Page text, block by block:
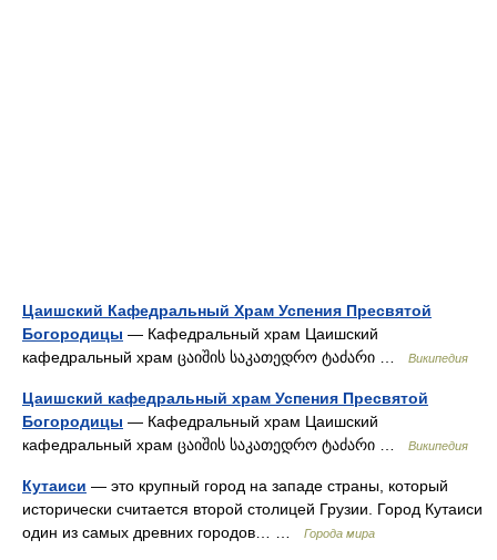
Цаишский Кафедральный Храм Успения Пресвятой
Богородицы — Кафедральный храм Цаишский
кафедральный храм ცაიშის საკათედრო ტაძარი …
Википедия
Цаишский кафедральный храм Успения Пресвятой
Богородицы — Кафедральный храм Цаишский
кафедральный храм ცაიშის საკათედრო ტაძარი …
Википедия
Кутаиси — это крупный город на западе страны, который
исторически считается второй столицей Грузии. Город Кутаиси
один из самых древних городов… …
Города мира